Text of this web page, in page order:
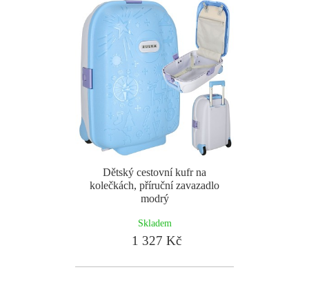
Dětský cestovní kufr na
kolečkách, příruční zavazadlo
modrý
Skladem
1 327 Kč